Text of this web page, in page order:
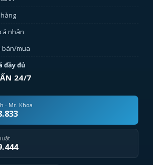
nhân
bán/mua
đầy đủ
24/7
- Mr. Khoa